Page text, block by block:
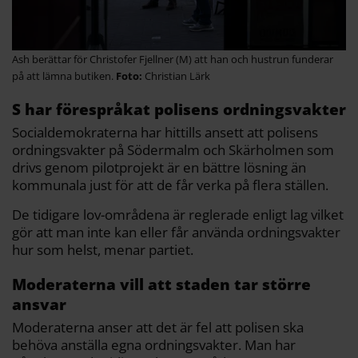
Ash berättar för Christofer Fjellner (M) att han och hustrun funderar
på att lämna butiken.
Christian Lärk
S har förespråkat polisens ordningsvakter
Socialdemokraterna har hittills ansett att polisens
ordningsvakter på Södermalm och Skärholmen som
drivs genom pilotprojekt är en bättre lösning än
kommunala just för att de får verka på flera ställen.
De tidigare lov-områdena är reglerade enligt lag vilket
gör att man inte kan eller får använda ordningsvakter
hur som helst, menar partiet.
Moderaterna vill att staden tar större
ansvar
Moderaterna anser att det är fel att polisen ska
behöva anställa egna ordningsvakter. Man har